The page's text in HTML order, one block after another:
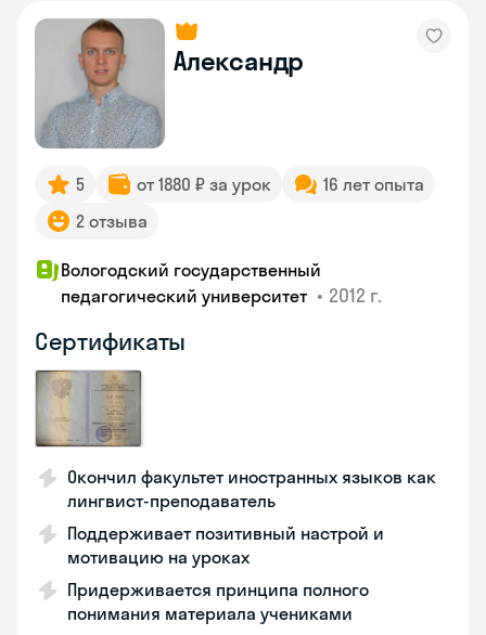
Александр
5 от 1880 ₽ за урок
16 лет опыта
2 отзыва
Вологодский государственный
педагогический университет • 2012 г.
Сертификаты
Окончил факультет иностранных языков как
лингвист-преподаватель
Поддерживает позитивный настрой и
мотивацию на уроках
Придерживается принципа полного
понимания материала учениками